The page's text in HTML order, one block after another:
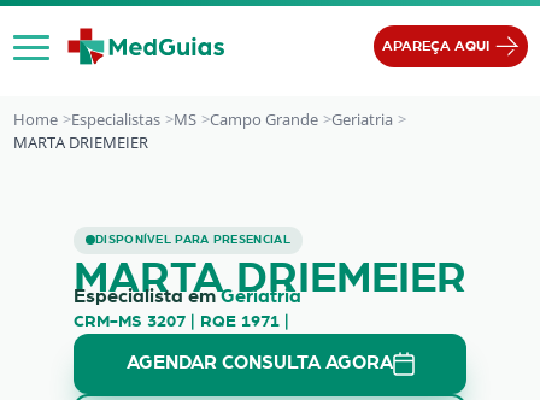
Ir para o conteúdo
APAREÇA AQUI
Home Especialistas MS Campo Grande
Geriatria
MARTA DRIEMEIER
DISPONÍVEL PARA PRESENCIAL
MARTA DRIEMEIER
MARTA DRIEMEIER
Especialista emGeriatria
CRM-MS 3207 | RQE 1971 |
AGENDAR CONSULTA AGORA